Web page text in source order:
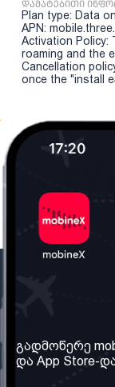
დამატებითი
Plan type: Data
APN:
Activation Policy:
roaming and the
Cancellation
once the "install
ჩვენ შესახებ
ჩვენი
გადმოწერე
და App Store-